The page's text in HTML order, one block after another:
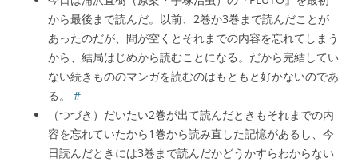
から最後まで読んだ。以前、2巻か3巻まで読んだことが
あったのだが、間が空くとそれまでの内容を忘れてしまう
から、結局はじめから読むことになる。だから完結してい
ない続きもののマンガを読むのはもともと好かないのであ
る。 #
（つづき）だいたい2巻が出て読んだときもそれまでの内
容を忘れていたから1巻から読み直した記憶があるし、今
日読んだときには3巻まで読んだかどうかすらわからない